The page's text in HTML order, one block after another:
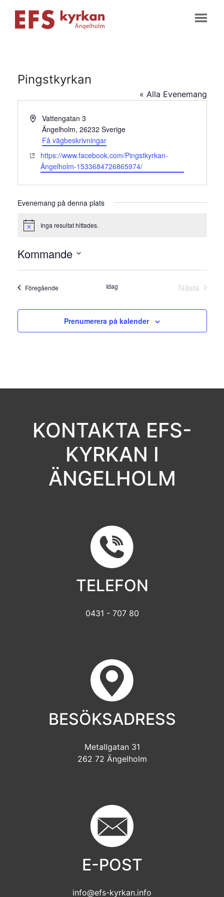
Pingstkyrkan
« Alla Evenemang
AdressVattengatan 3
Ängelholm, 26232 Sverige
Få vägbeskrivningar
Website
https://www.facebook.com/Pingstkyrkan-
Ängelholm-1533684726865974/
Evenemang på denna plats
Notis Inga resultat hittades.
Kommande
FöregåendeEvenemang Idag
Nästa
Prenumerera på kalender
KONTAKTA EFS-
KYRKAN I
ÄNGELHOLM
TELEFON
0431 - 707 80
BESÖKSADRESS
Metallgatan 31
262 72 Ängelholm
E-POST
info@efs-kyrkan.info